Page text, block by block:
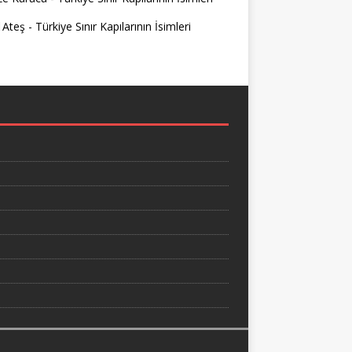
- Türkiye Sınır Kapılarının İsimleri